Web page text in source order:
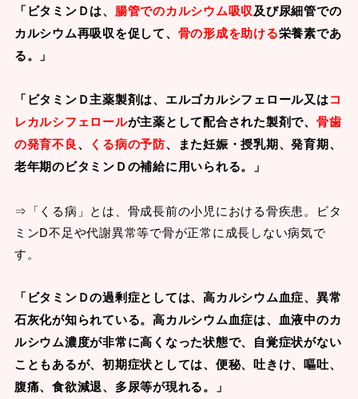
「ビタミンＤは、 腸管でのカルシウム吸収及び尿細管での
カルシウム再吸収を促して、 骨の形成を助ける栄養素であ
る。」
「ビタミンＤ主薬製剤は、エルゴカルシフェロール又はコ
レカルシフェロールが主薬として配合された製剤で、 骨歯
の発育不良、 くる病の予防、また妊娠・授乳期、発育期、
老年期のビタミンＤの補給に用いられる。」
⇒「くる病」とは、骨成長前の小児における骨疾患。ビタ
ミンD不足や代謝異常等で骨が正常に成長しない病気で
す。
「ビタミンＤの過剰症としては、高カルシウム血症、異常
石灰化が知られている。高カルシウム血症は、血液中のカ
ルシウム濃度が非常に高くなった状態で、自覚症状がない
こともあるが、初期症状としては、便秘、吐きけ、嘔吐、
腹痛、食欲減退、多尿等が現れる。」